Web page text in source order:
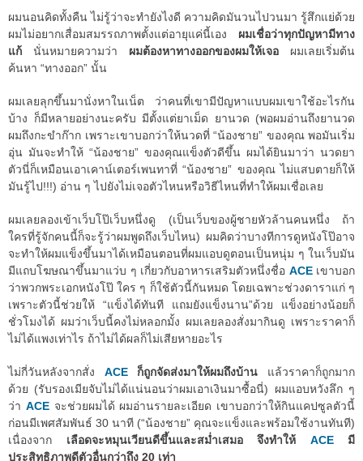
ผมนอนคิดทั้งคืน ไม่รู้ว่าจะทำยังไงดี ความคิดมันวนไปวนมา รู้สึกแย่ด้วย
ผมไม่อยากเสื่อมสมรรถภาพตั้งแต่อายุแค่นี้เอง ผมเชื่อว่าทุกปัญหามีทาง
แก้ นั่นหมายความว่า ผมต้องหาทางออกของผมให้เจอ ผมเลยเริ่มต้น
ค้นหา “ทางออก” นั้น
ผมเลยลุกขึ้นมานั่งหาในเน็ต ว่าคนที่เขามีปัญหาแบบผมเขาใช้อะไรกัน
บ้าง ก็มีหลายอย่างนะครับ มีตั้งแต่ยาเม็ด ยานวด (พอผมอ่านถึงยานวด
ผมถึงกะขำก๊าก เพราะเขาบอกว่าให้นวดที่ “น้องชาย” ของคุณ พอมันเริ่ม
อุ่น มันจะทำให้ “น้องชาย” ของคุณแข็งตัวดีขึ้น ผมได้ยินมาว่า นวดยา
ตัวนี่ก็เหมือนเอาเคาน์เตอร์เพนทาที่ “น้องชาย” ของคุณ ไม่แสบตายก็ให้
มันรู้ไป!!!) อ่าน ๆ ไปยังไม่เจอตัวไหนหรือวิธีไหนที่ทำให้ผมเชื่อเลย
ผมเลยลองเข้าเว็บโป๊เว็บหนึ่งดู (เป็นเว็บของผู้ชายหัวล้านคนหนึ่ง ถ้า
ใครที่รู้จักคนนี้ก็จะรู้ว่าผมพูดถึงเว็บไหน) ผมคิดว่าบางทีการดูหนังโป๊อาจ
จะทำให้ผมแข็งขึ้นมาได้เหมือนตอนที่ผมแอบดูตอนเป็นหนุ่ม ๆ ในเว็บมัน
มีแถบโฆษณาขึ้นมาแว่บ ๆ เกี่ยวกับอาหารเสริมตัวหนึ่งชื่อ ACEเขาบอก
ว่าพวกพระเอกหนังโป๊ ใคร ๆ ก็ใช้ตัวนี้กันหมด โดยเฉพาะช่วงดาราแก่ ๆ
เพราะตัวนี้ช่วยให้ “แข็งได้ทันที แถมยังแข็งนาน”ด้วย แข็งอย่างน้อยก็
ชั่วโมงได้ ผมว่าเว็บนี้คงไม่หลอกมั้ง ผมเลยลองสั่งมากินดู เพราะราคาก็
ไม่ได้แพงเท่าไร ถ้าไม่ได้ผลก็ไม่เสียหายอะไร
ไม่กี่วันหลังจากสั่ง ACE ก็ถูกจัดส่งมาให้ผมถึงบ้าน แล้วราคาก็ถูกมาก
ด้วย (รับรองเมียจับไม่ได้แน่นอนว่าผมเอาเงินมาซื้อนี่) ผมแอบหวังลึก ๆ
ว่า ACEจะช่วยผมได้ ผมอ่านรายละเอียด เขาบอกว่าให้กินแคปซูลตัวนี้
ก่อนมีเพศสัมพันธ์ 30 นาที (“น้องชาย” คุณจะแข็งและพร้อมใช้งานทันที)
เนื่องจาก เลือดจะหมุนเวียนดีขึ้นและสม่ำเสมอ จึงทำให้ ACEมี
ประสิทธิภาพดีตัวอื่นกว่าถึง 20 เท่า